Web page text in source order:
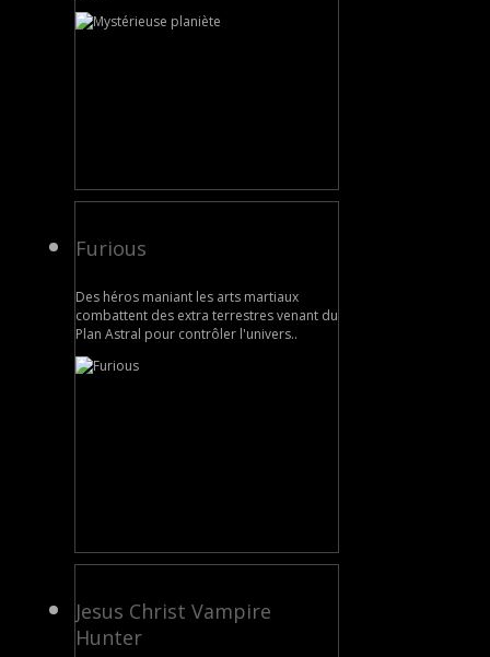
Furious
Des héros maniant les arts martiaux
combattent des extra terrestres venant du
Plan Astral pour contrôler l'univers..
Jesus Christ Vampire
Hunter